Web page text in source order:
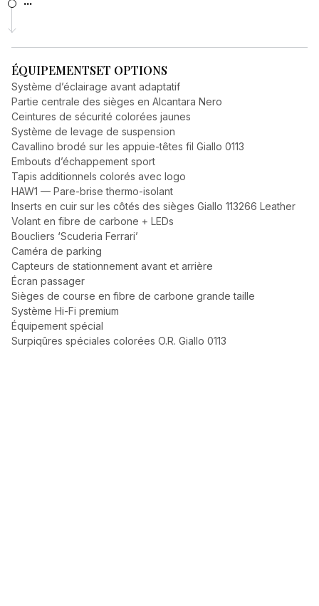
ÉQUIPEMENTSET OPTIONS
Système d’éclairage avant adaptatif
Partie centrale des sièges en Alcantara Nero
Ceintures de sécurité colorées jaunes
Système de levage de suspension
Cavallino brodé sur les appuie-têtes fil Giallo 0113
Embouts d’échappement sport
Tapis additionnels colorés avec logo
HAW1 — Pare-brise thermo-isolant
Inserts en cuir sur les côtés des sièges Giallo 113266 Leather
Volant en fibre de carbone + LEDs
Boucliers ‘Scuderia Ferrari’
Caméra de parking
Capteurs de stationnement avant et arrière
Écran passager
Sièges de course en fibre de carbone grande taille
Système Hi-Fi premium
Équipement spécial
Surpiqûres spéciales colorées O.R. Giallo 0113